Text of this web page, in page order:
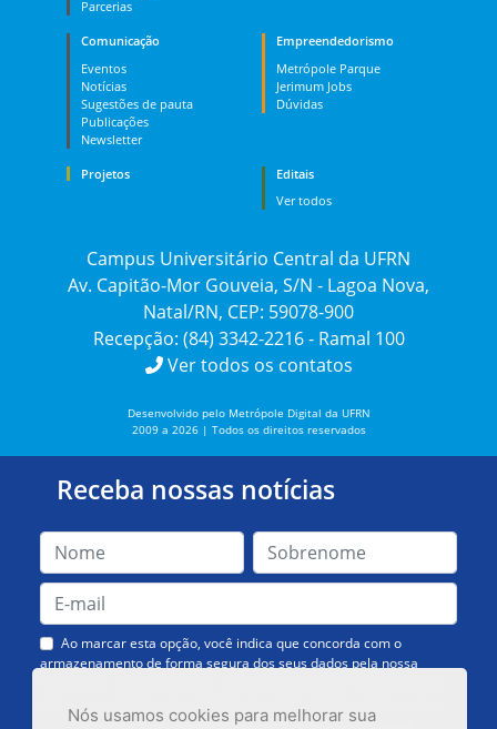
Nós usamos cookies para melhorar sua
Parcerias
Comunicação
Eventos
Notícias
Sugestões de pauta
Publicações
Newsletter
Empreendedorismo
Metrópole Parque
Jerimum Jobs
Dúvidas
Projetos
Editais
Ver todos
Campus Universitário Central da UFRN
Av. Capitão-Mor Gouveia, S/N - Lagoa Nova,
Natal/RN, CEP: 59078-900
Recepção: (84) 3342-2216 - Ramal 100
Ver todos os contatos
Desenvolvido pelo Metrópole Digital da UFRN
2009 a 2026 | Todos os direitos reservados
Receba nossas notícias
Ao marcar esta opção, você indica que concorda com o
armazenamento de forma segura dos seus dados pela nossa